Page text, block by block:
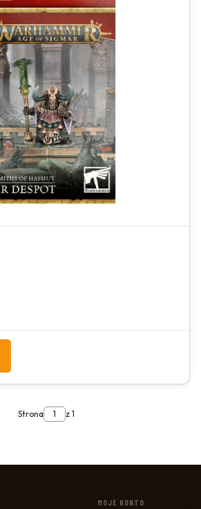
Strona z 1
LINKI W STOPCE
MOJE KONTO